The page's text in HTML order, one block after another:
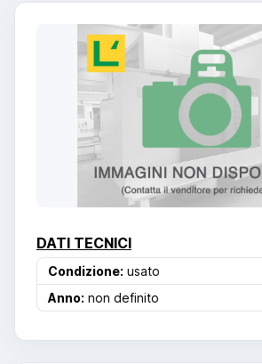
DATI TECNICI
Condizione: usato
Anno: non definito